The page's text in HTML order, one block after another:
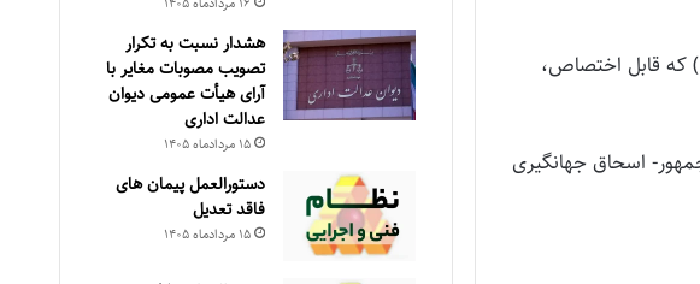
۲ـ مهلت مقرر در ماده (۶۴) قانون محاسبات عمومی کشور در مورد سی درصد باقیمانده اعتبار موضوع بند (۱) که قابل اختصاص،
هشدار نسبت به تکرار
تصویب مصوبات مغایر با
آرای هیأت عمومی دیوان
عدالت اداری
۱۵ مرداد‌ماه ۱۴۰۵
دستورالعمل پیمان های
فاقد تعدیل
۱۵ مرداد‌ماه ۱۴۰۵